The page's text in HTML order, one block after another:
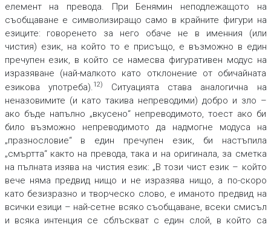
елемент на превода. При Бенямин неподлежащото на
съобщаване е символизиращо само в крайните фигури на
езиците: говоренето за него обаче не в именния (или
чистия) език, на който то е присъщо, е възможно в един
пречупен език, в който се намесва фигуративен модус на
изразяване (най-малкото като отклонение от обичайната
езикова употреба).12)
Ситуацията става аналогична на
неназовимите (и като такива непреводими) добро и зло –
ако бъде напълно „вкусено“ непреводимото, тоест ако би
било възможно непреводимото да надмогне модуса на
„празнословие“ в един пречупен език, би настъпила
„смъртта“ както на превода, така и на оригинала, за сметка
на пълната изява на чистия език: „В този чист език – който
вече няма предвид нищо и не изразява нищо, а по-скоро
като безизразно и творческо слово, е иманото предвид на
всички езици – най-сетне всяко съобщаване, всеки смисъл
и всяка интенция се сблъскват с един слой, в който са